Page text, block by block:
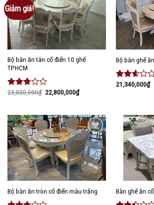
Giảm giá!
Add to
wishlist
Bộ bàn ăn tân cổ điển 10 ghế
TPHCM
Được
2.53
5 sao
23,000,000₫ 22,800,000₫
Bộ bàn ghế
Được
5 sao
21,340,000₫
Add to
wishlist
Bộ bàn ăn tròn cổ điển màu trắng Bàn ghế ăn